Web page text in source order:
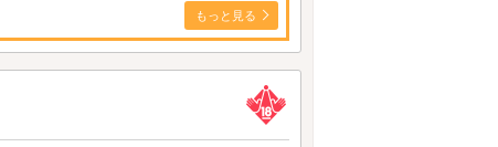
もっと見る